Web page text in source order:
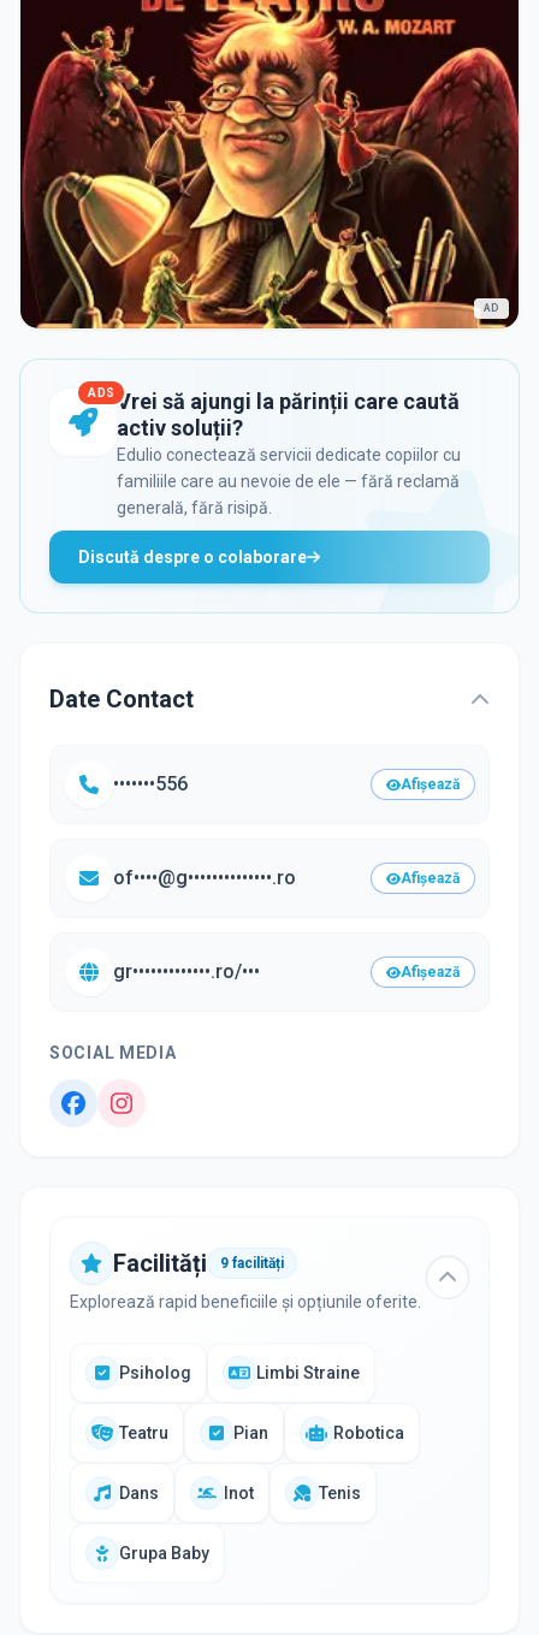
AD
ADS Vrei să ajungi la părinții care caută
activ soluții?
Edulio conectează servicii dedicate copiilor cu
familiile care au nevoie de ele — fără reclamă
generală, fără risipă.
Discută despre o colaborare
Date Contact
•••••••556 Afișează
of••••@g••••••••••••••.ro Afișează
gr•••••••••••••.ro/••• Afișează
SOCIAL MEDIA
Facilități 9 facilități
Explorează rapid beneficiile și opțiunile oferite.
Psiholog Limbi Straine
Teatru Pian Robotica
Dans Inot Tenis
Grupa Baby